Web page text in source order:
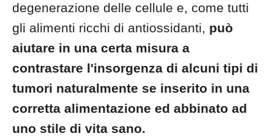
degenerazione delle cellule e, come tutti
gli alimenti ricchi di antiossidanti, può
aiutare in una certa misura a
contrastare l'insorgenza di alcuni tipi di
tumori naturalmente se inserito in una
corretta alimentazione ed abbinato ad
uno stile di vita sano.